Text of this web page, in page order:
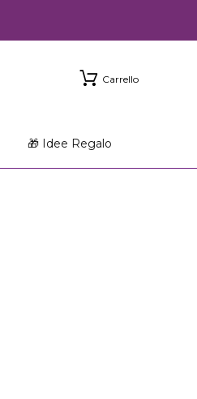
Carrello
🎁 Idee Regalo